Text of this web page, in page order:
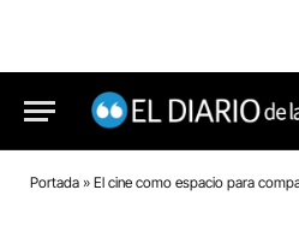
Portada » El cine como espacio para